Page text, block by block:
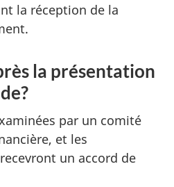
la réception de la
la présentation
par un comité
et les
un accord de